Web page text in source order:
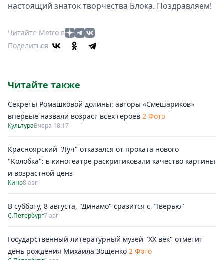
настоящий знаток творчества Блока. Поздравляем!
Читайте Metro в
Поделиться
Читайте также
Секреты Ромашковой долины: авторы «Смешариков»
впервые назвали возраст всех героев 2 Фото
КультураВчера 18:17
Красноярский "Луч" отказался от проката нового
"Колобка": в кинотеатре раскритиковали качество картины
и возрастной ценз
Кино8 авг
В субботу, 8 августа, "Динамо" сразится с "Тверью"
С.Петербург7 авг
Государственный литературный музей "ХХ век" отметит
день рождения Михаила Зощенко 2 Фото